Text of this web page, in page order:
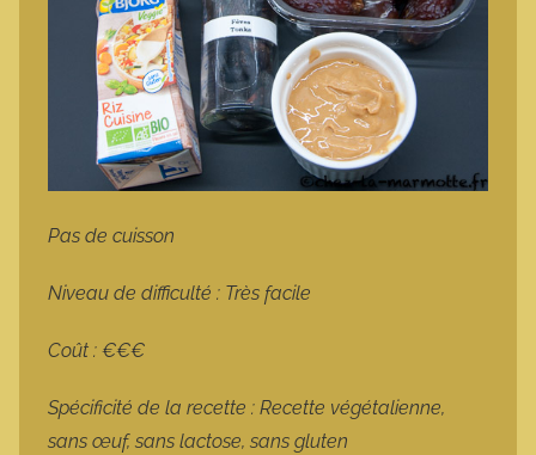
Pas de cuisson
Niveau de difficulté : Très facile
Coût : €€€
Spécificité de la recette : Recette végétalienne,
sans œuf, sans lactose, sans gluten